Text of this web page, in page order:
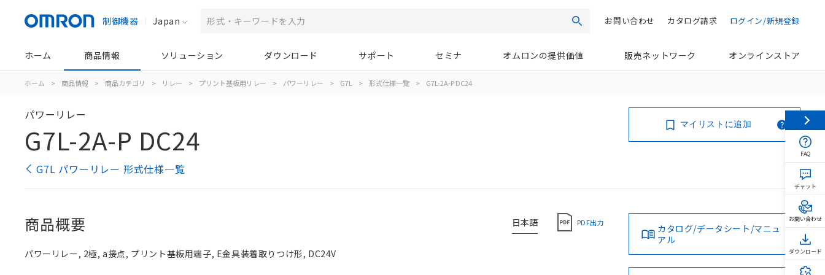
制御機器 Japan 検索 ログイン/新規登録
カタログ請求
お問い合わせ
ホーム 商品情報 ソリューション ダウンロード サポート セミナ オムロンの提供価値 販売ネットワーク オンラインストア
ホーム > 商品情報 > 商品カテゴリ > リレー > プリント基板用リレー > パワーリレー > G7L > 形式仕様一覧 > G7L-2A-P DC24
パワーリレー
G7L-2A-P DC24
G7L パワーリレー 形式仕様一覧
マイリストに追加
日本語 PDF出力
商品概要
パワーリレー, 2極, a接点, プリント基板用端子, E金具装着取りつけ形, DC24V
カタログ/データシート/マニュ
アル
FAQ
チャット
お問い合わせ
ダウンロード